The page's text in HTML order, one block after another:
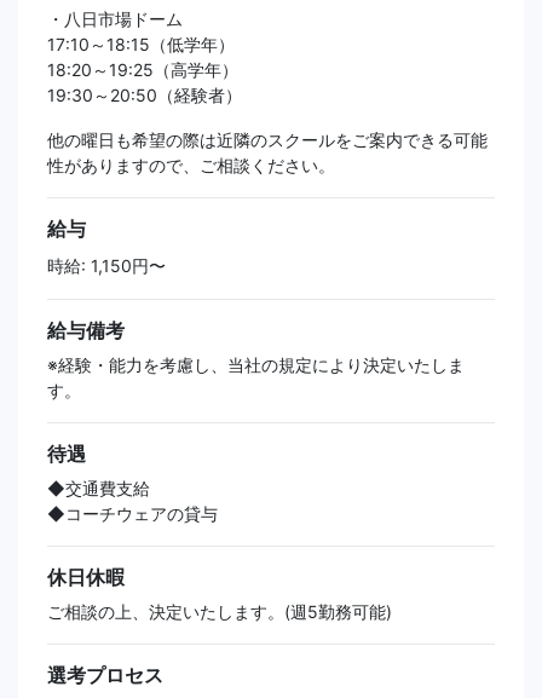
・八日市場ドーム
17:10～18:15（低学年）
18:20～19:25（高学年）
19:30～20:50（経験者）
他の曜日も希望の際は近隣のスクールをご案内できる可能
性がありますので、ご相談ください。
給与
時給: 1,150円〜
給与備考
※経験・能力を考慮し、当社の規定により決定いたしま
す。
待遇
◆交通費支給
◆コーチウェアの貸与
休日休暇
ご相談の上、決定いたします。(週5勤務可能)
選考プロセス